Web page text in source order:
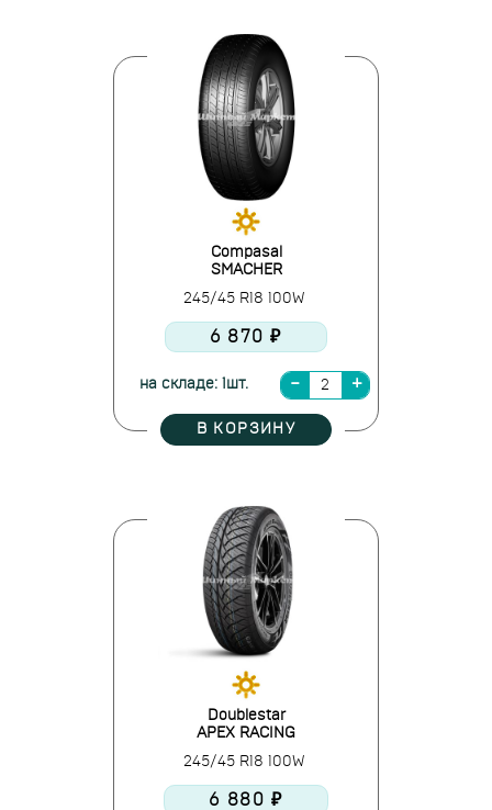
Compasal
SMACHER
245/45 R18 100W
6 870 ₽
на складе: 1шт.
В КОРЗИНУ
Doublestar
APEX RACING
245/45 R18 100W
6 880 ₽